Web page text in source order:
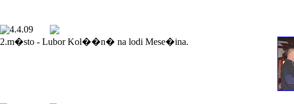
4.4.09
2.m�sto - Lubor Kol��n� na lodi Mese�ina.